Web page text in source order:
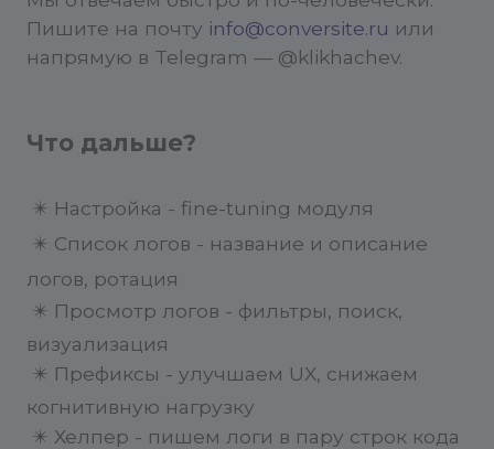
Пишите на почту info@conversite.ru или
напрямую в Telegram — @klikhachev.
Что дальше?
✴️ Настройка - fine-tuning модуля
✴️ Список логов - название и описание
логов, ротация
✴️ Просмотр логов - фильтры, поиск,
визуализация
✴️ Префиксы - улучшаем UX, снижаем
когнитивную нагрузку
✴️ Хелпер - пишем логи в пару строк кода